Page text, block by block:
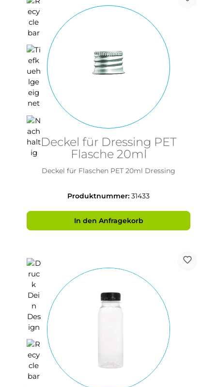
Deckel für Dressing PET
Flasche 20ml
Deckel für Flaschen PET 20ml Dressing
Produktnummer: 31433
In den Anfragekorb